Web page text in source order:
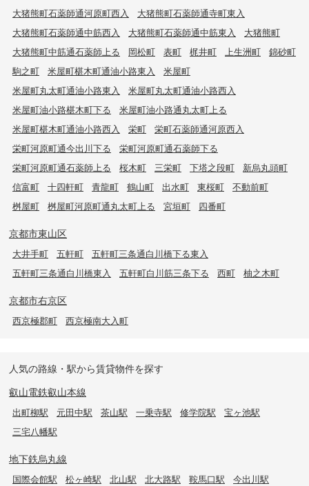
大猪熊町石薬師通河原町西入
大猪熊町石薬師通寺町東入
大猪熊町石薬師通中筋西入
大猪熊町石薬師通中筋東入
大猪熊町
大猪熊町中筋通石薬師上る
岡松町 表町 梶井町 上生洲町
錦砂町
駒之町
米屋町椹木町通油小路東入
米屋町
米屋町丸太町通油小路東入
米屋町丸太町通油小路西入
米屋町油小路椹木町下る
米屋町油小路通丸太町上る
米屋町椹木町通油小路西入
栄町
栄町石薬師通河原西入
栄町河原町通今出川下る
栄町河原町通石薬師下る
栄町河原町通石薬師上る
桜木町 三栄町 下塔之段町
新烏丸頭町
信富町
十四軒町 青龍町 鶴山町 出水町 東桜町
不動前町
桝屋町
桝屋町河原町通丸太町上る 宮垣町 四番町
京都市東山区
大井手町 五軒町
五軒町三条通白川橋下る東入
五軒町三条通白川橋東入
五軒町白川筋三条下る 西町 柚之木町
京都市右京区
西京極郡町 西京極南大入町
人気の路線・駅から賃貸物件を探す
叡山電鉄叡山本線
出町柳駅 元田中駅 茶山駅 一乗寺駅 修学院駅
宝ヶ池駅
三宅八幡駅
地下鉄烏丸線
国際会館駅 松ヶ崎駅 北山駅 北大路駅 鞍馬口駅
今出川駅